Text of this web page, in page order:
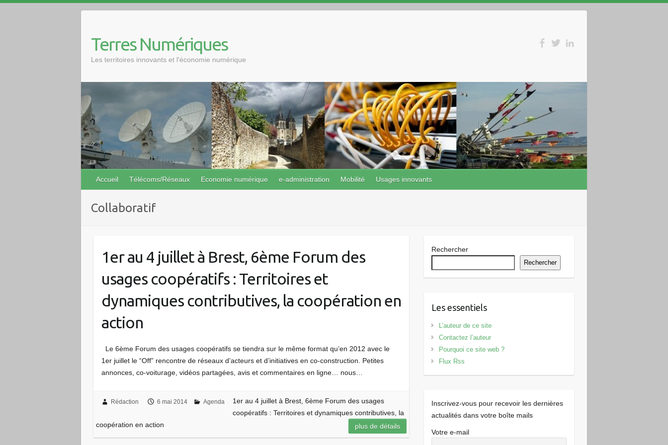
Terres Numériques
Les territoires innovants et l'économie numérique
Accueil Télécoms/Réseaux Economie numérique e-administration Mobilité Usages innovants
Collaboratif
1er au 4 juillet à Brest, 6ème Forum des
usages coopératifs : Territoires et
dynamiques contributives, la coopération en
action
Le 6ème Forum des usages coopératifs se tiendra sur le même format qu’en 2012 avec le
1er juillet le “Off” rencontre de réseaux d’acteurs et d’initiatives en co-construction. Petites
annonces, co-voiturage, vidéos partagées, avis et commentaires en ligne… nous…
Rédaction 6 mai 2014 Agenda
1er au 4 juillet à Brest, 6ème Forum des usages
coopératifs : Territoires et dynamiques contributives, la
coopération en action
plus de détails
Rechercher
Rechercher
Les essentiels
L’auteur de ce site
Contactez l’auteur
Pourquoi ce site web ?
Flux Rss
Inscrivez-vous pour recevoir les dernières
actualités dans votre boîte mails
Votre e-mail